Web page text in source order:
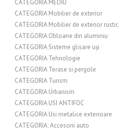
CATEGORIA MEDIU
CATEGORIA Mobilier de exterior
CATEGORIA Mobilier de exterior rustic
CATEGORIA Obloane din aluminiu
CATEGORIA Sisteme glisare uși
CATEGORIA Tehnologie
CATEGORIA Terase si pergole
CATEGORIA Turism
CATEGORIA Urbanism
CATEGORIA USI ANTIFOC
CATEGORIA Usi metalice exterioare
CATEGORIA: Accesorii auto